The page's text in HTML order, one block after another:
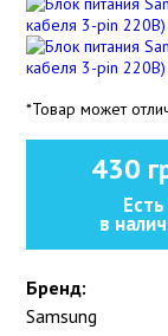
*Товар может
430
Есть
в
Бренд:
Samsung